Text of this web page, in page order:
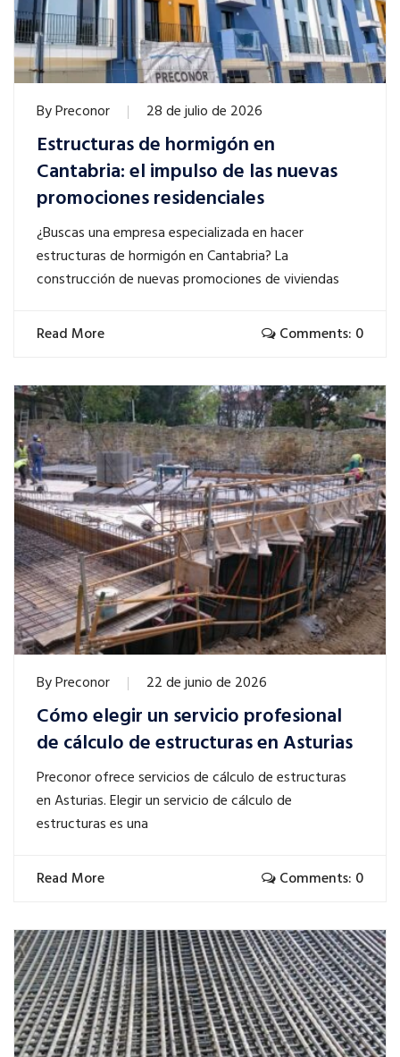
ByPreconor 28 de julio de 2026
Estructuras de hormigón en
Cantabria: el impulso de las nuevas
promociones residenciales
¿Buscas una empresa especializada en hacer
estructuras de hormigón en Cantabria? La
construcción de nuevas promociones de viviendas
Read More Comments: 0
ByPreconor 22 de junio de 2026
Cómo elegir un servicio profesional
de cálculo de estructuras en Asturias
Preconor ofrece servicios de cálculo de estructuras
en Asturias. Elegir un servicio de cálculo de
estructuras es una
Read More Comments: 0